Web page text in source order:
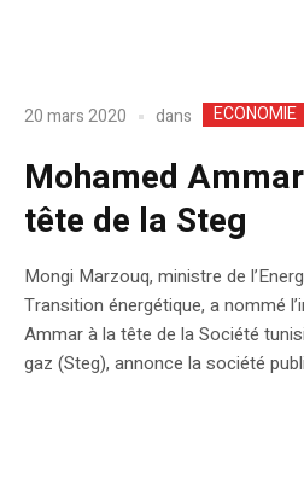
20 mars 2020 dans ECONOMIE
Mohamed
tête de la Steg
Mongi Marzouq, ministre de
Transition énergétique, a nommé
Ammar à la tête de la Société
gaz (Steg), annonce la société